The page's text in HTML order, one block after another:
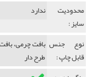
محدودیت
سایز :
ندارد
نوع جنس
قابل چاپ :
بافت چرمی،
طرح دار